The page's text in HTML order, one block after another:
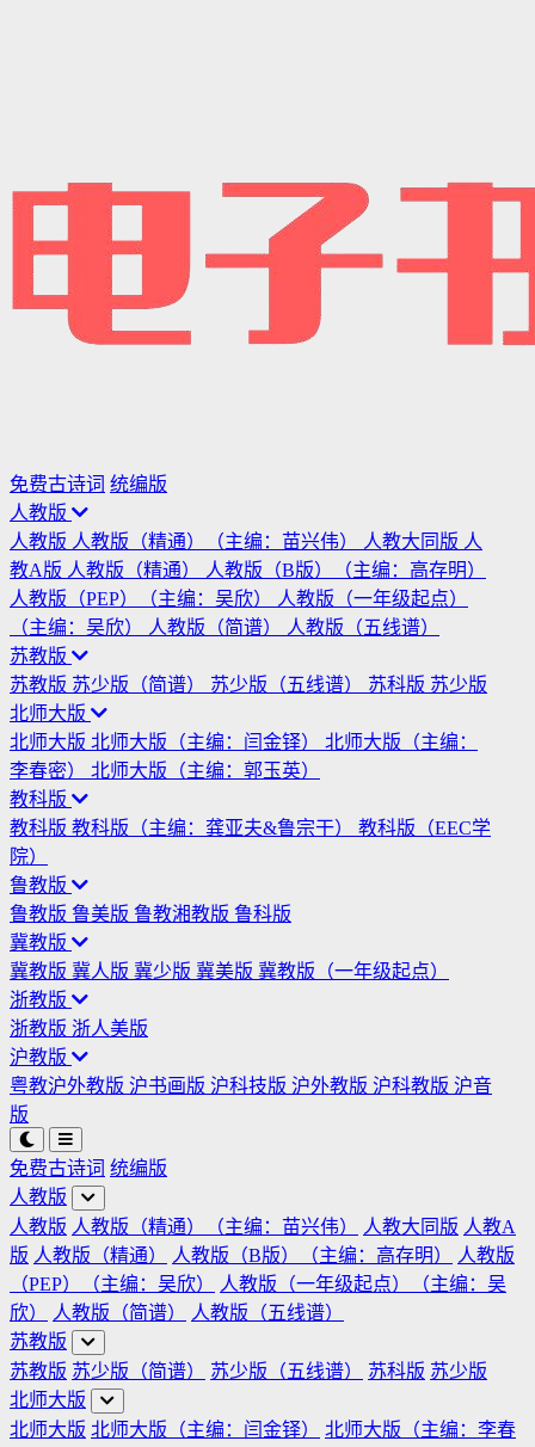
免费古诗词 统编版
人教版
人教版 人教版（精通）（主编：苗兴伟） 人教大同版 人
教A版 人教版（精通）
人教版（B版）（主编：高存明）
人教版（PEP）（主编：吴欣）
人教版（一年级起点）
（主编：吴欣）
人教版（简谱）
人教版（五线谱）
苏教版
苏教版 苏少版（简谱） 苏少版（五线谱） 苏科版 苏少版
北师大版
北师大版 北师大版（主编：闫金铎） 北师大版（主编：
李春密） 北师大版（主编：郭玉英）
教科版
教科版 教科版（主编：龚亚夫&鲁宗干） 教科版（EEC学
院）
鲁教版
鲁教版 鲁美版 鲁教湘教版 鲁科版
冀教版
冀教版 冀人版 冀少版 冀美版 冀教版（一年级起点）
浙教版
浙教版 浙人美版
沪教版
粤教沪外教版 沪书画版 沪科技版 沪外教版 沪科教版 沪音
版
免费古诗词 统编版
人教版
人教版 人教版（精通）（主编：苗兴伟） 人教大同版 人教A
版 人教版（精通） 人教版（B版）（主编：高存明）
人教版
（PEP）（主编：吴欣）
人教版（一年级起点）（主编：吴
欣）
人教版（简谱）
人教版（五线谱）
苏教版
苏教版 苏少版（简谱） 苏少版（五线谱） 苏科版 苏少版
北师大版
北师大版 北师大版（主编：闫金铎）
北师大版（主编：李春